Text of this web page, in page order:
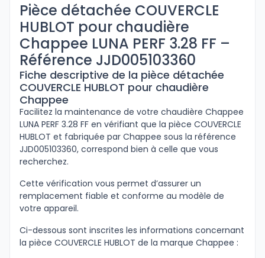
Pièce détachée COUVERCLE
HUBLOT pour chaudière
Chappee LUNA PERF 3.28 FF –
Référence JJD005103360
Fiche descriptive de la pièce détachée
COUVERCLE HUBLOT pour chaudière
Chappee
Facilitez la maintenance de votre chaudière Chappee
LUNA PERF 3.28 FF en vérifiant que la pièce COUVERCLE
HUBLOT et fabriquée par Chappee sous la référence
JJD005103360, correspond bien à celle que vous
recherchez.
Cette vérification vous permet d’assurer un
remplacement fiable et conforme au modèle de
votre appareil.
Ci-dessous sont inscrites les informations concernant
la pièce COUVERCLE HUBLOT de la marque Chappee :